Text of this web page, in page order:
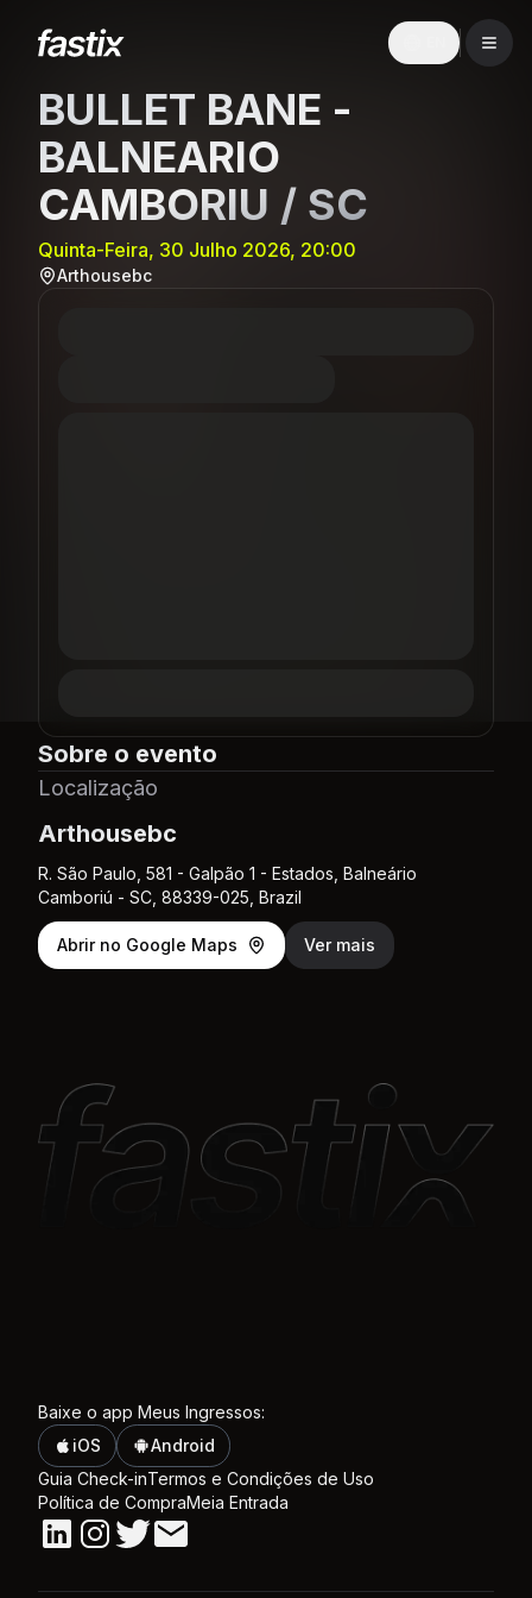
BULLET BANE -
BALNEARIO
CAMBORIU / SC
Quinta-Feira, 30 Julho 2026, 20:00
Arthousebc
Sobre o evento
Localização
Arthousebc
R. São Paulo, 581 - Galpão 1 - Estados, Balneário
Camboriú - SC, 88339-025, Brazil
Abrir no Google Maps Ver mais
Baixe o app Meus Ingressos:
iOS
Android
Guia Check-inTermos e Condições de Uso
Política de CompraMeia Entrada
LinkedinInstagram
Twitter
Email